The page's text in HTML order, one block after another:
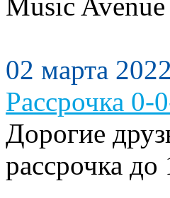
02 марта 2022
Рассрочка 0-
Дорогие
рассрочка